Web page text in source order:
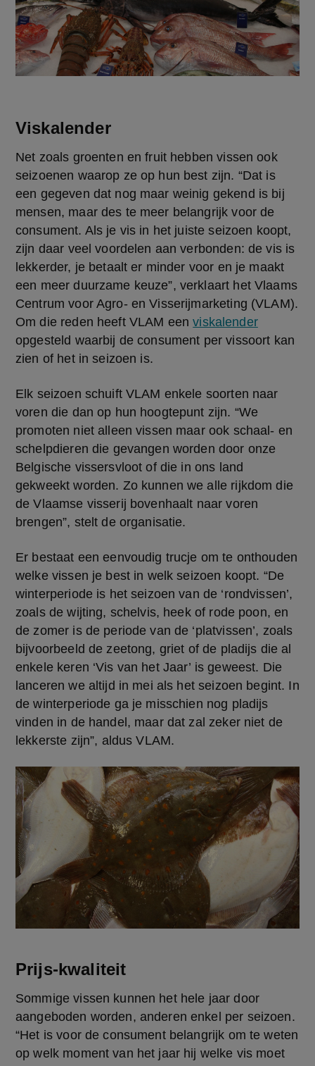
Viskalender
Net zoals groenten en fruit hebben vissen ook
seizoenen waarop ze op hun best zijn. “Dat is
een gegeven dat nog maar weinig gekend is bij
mensen, maar des te meer belangrijk voor de
consument. Als je vis in het juiste seizoen koopt,
zijn daar veel voordelen aan verbonden: de vis is
lekkerder, je betaalt er minder voor en je maakt
een meer duurzame keuze”, verklaart het Vlaams
Centrum voor Agro- en Visserijmarketing (VLAM).
Om die reden heeft VLAM een viskalender
opgesteld waarbij de consument per vissoort kan
zien of het in seizoen is.
Elk seizoen schuift VLAM enkele soorten naar
voren die dan op hun hoogtepunt zijn. “We
promoten niet alleen vissen maar ook schaal- en
schelpdieren die gevangen worden door onze
Belgische vissersvloot of die in ons land
gekweekt worden. Zo kunnen we alle rijkdom die
de Vlaamse visserij bovenhaalt naar voren
brengen”, stelt de organisatie.
Er bestaat een eenvoudig trucje om te onthouden
welke vissen je best in welk seizoen koopt. “De
winterperiode is het seizoen van de ‘rondvissen’,
zoals de wijting, schelvis, heek of rode poon, en
de zomer is de periode van de ‘platvissen’, zoals
bijvoorbeeld de zeetong, griet of de pladijs die al
enkele keren ‘Vis van het Jaar’ is geweest. Die
lanceren we altijd in mei als het seizoen begint. In
de winterperiode ga je misschien nog pladijs
vinden in de handel, maar dat zal zeker niet de
lekkerste zijn”, aldus VLAM.
Prijs-kwaliteit
Sommige vissen kunnen het hele jaar door
aangeboden worden, anderen enkel per seizoen.
“Het is voor de consument belangrijk om te weten
op welk moment van het jaar hij welke vis moet